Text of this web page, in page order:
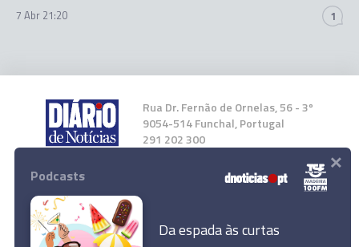
7 Abr 21:20 1
Rua Dr. Fernão de Ornelas, 56 - 3º
9054-514 Funchal, Portugal
291 202 300
Instale a nossa App
Podcasts
Da espada às curtas
×